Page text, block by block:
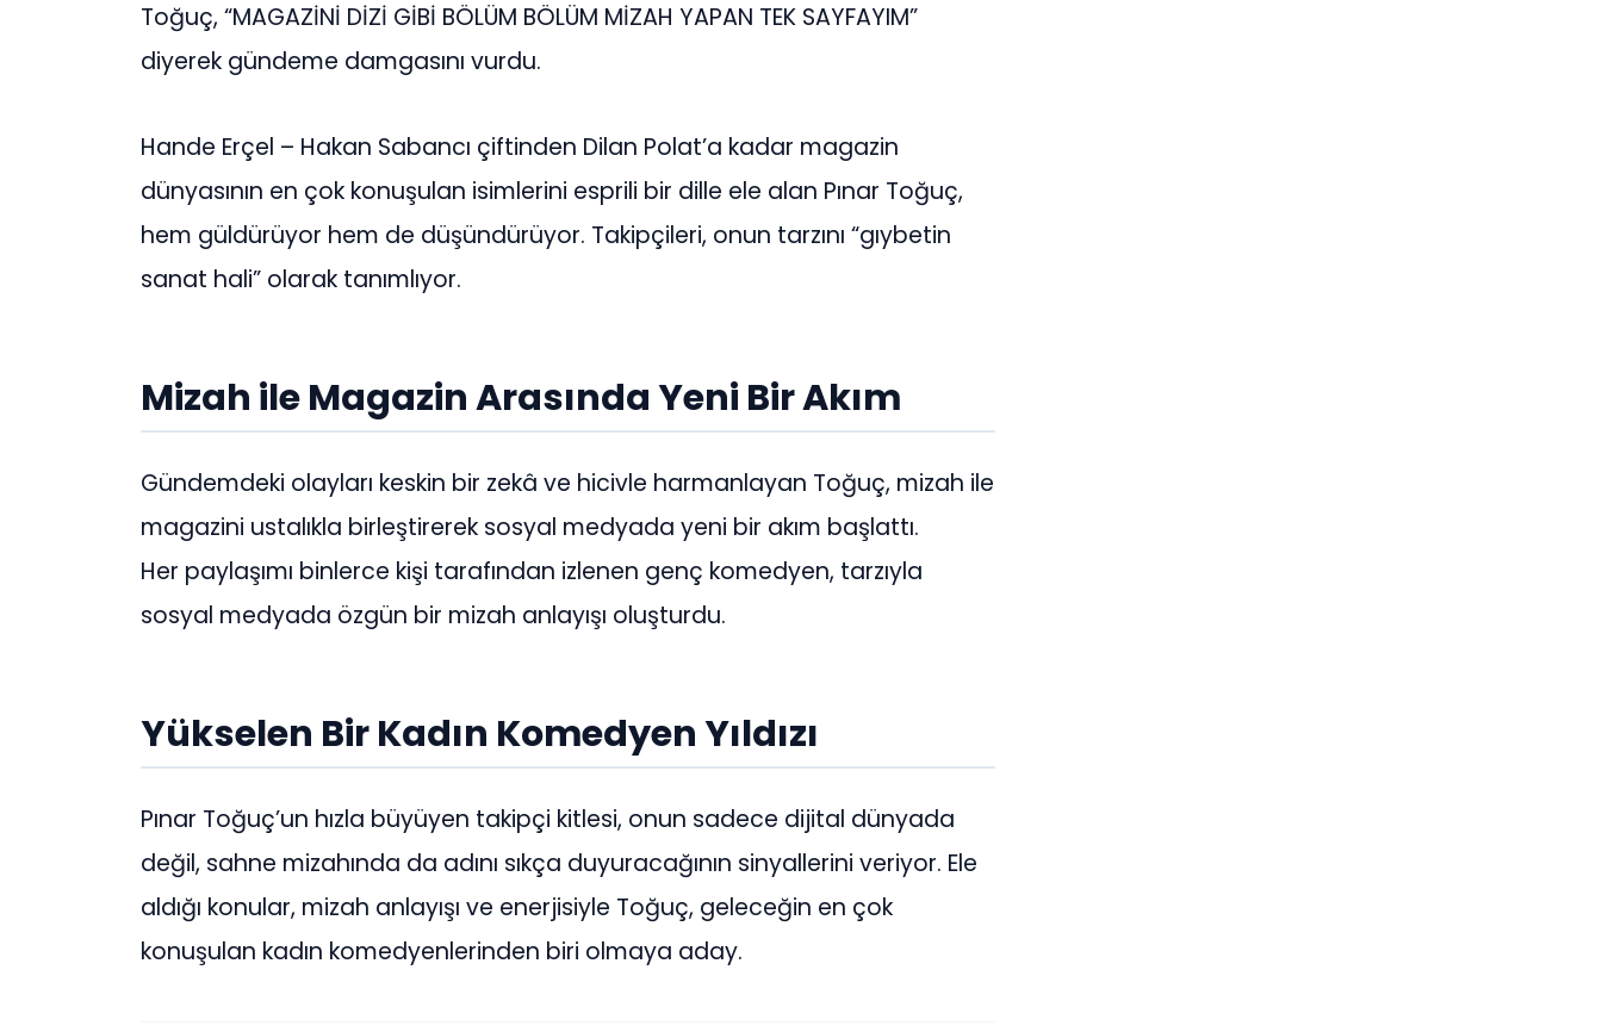
Toğuç, “MAGAZİNİ DİZİ GİBİ BÖLÜM BÖLÜM MİZAH YAPAN TEK SAYFAYIM”
diyerek gündeme damgasını vurdu.
Hande Erçel – Hakan Sabancı çiftinden Dilan Polat’a kadar magazin
dünyasının en çok konuşulan isimlerini esprili bir dille ele alan Pınar Toğuç,
hem güldürüyor hem de düşündürüyor. Takipçileri, onun tarzını “gıybetin
sanat hali” olarak tanımlıyor.
Mizah ile Magazin Arasında Yeni Bir Akım
Gündemdeki olayları keskin bir zekâ ve hicivle harmanlayan Toğuç, mizah ile
magazini ustalıkla birleştirerek sosyal medyada yeni bir akım başlattı.
Her paylaşımı binlerce kişi tarafından izlenen genç komedyen, tarzıyla
sosyal medyada özgün bir mizah anlayışı oluşturdu.
Yükselen Bir Kadın Komedyen Yıldızı
Pınar Toğuç’un hızla büyüyen takipçi kitlesi, onun sadece dijital dünyada
değil, sahne mizahında da adını sıkça duyuracağının sinyallerini veriyor. Ele
aldığı konular, mizah anlayışı ve enerjisiyle Toğuç, geleceğin en çok
konuşulan kadın komedyenlerinden biri olmaya aday.